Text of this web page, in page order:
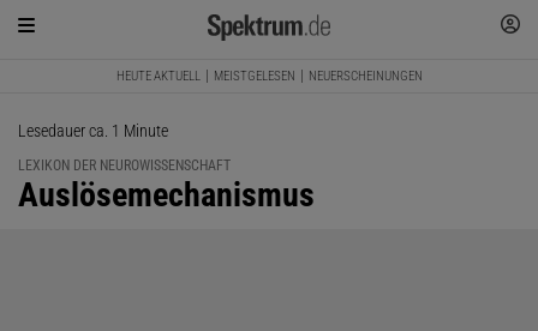
HEUTE AKTUELL MEISTGELESEN NEUERSCHEINUNGEN
Lesedauer ca. 1 Minute
LEXIKON DER NEUROWISSENSCHAFT
:
Auslösemechanismus